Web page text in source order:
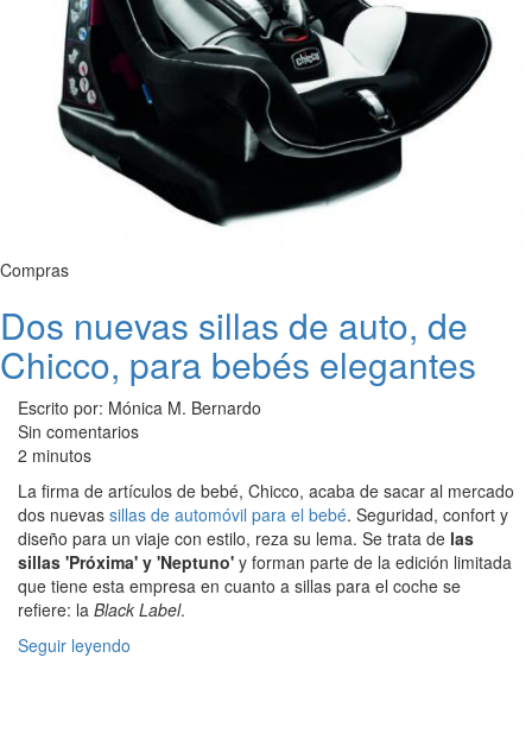
Compras
Dos nuevas sillas de auto, de
Chicco, para bebés elegantes
Escrito por: Mónica M. Bernardo
Sin comentarios
2 minutos
La firma de artículos de bebé, Chicco, acaba de sacar al mercado
dos nuevas sillas de automóvil para el bebé. Seguridad, confort y
diseño para un viaje con estilo, reza su lema. Se trata de las
sillas 'Próxima' y 'Neptuno' y forman parte de la edición limitada
que tiene esta empresa en cuanto a sillas para el coche se
refiere: la Black Label.
Seguir leyendo